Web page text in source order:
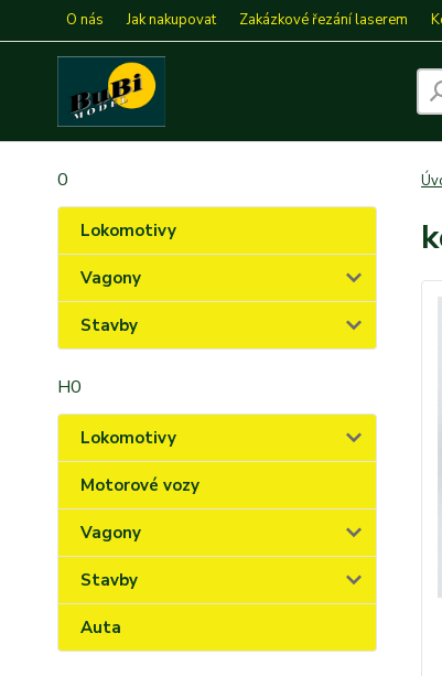
O nás Jak nakupovat Zakázkové řezání laserem
0
Lokomotivy
Vagony
Stavby
H0
Lokomotivy
Motorové vozy
Vagony
Stavby
Auta